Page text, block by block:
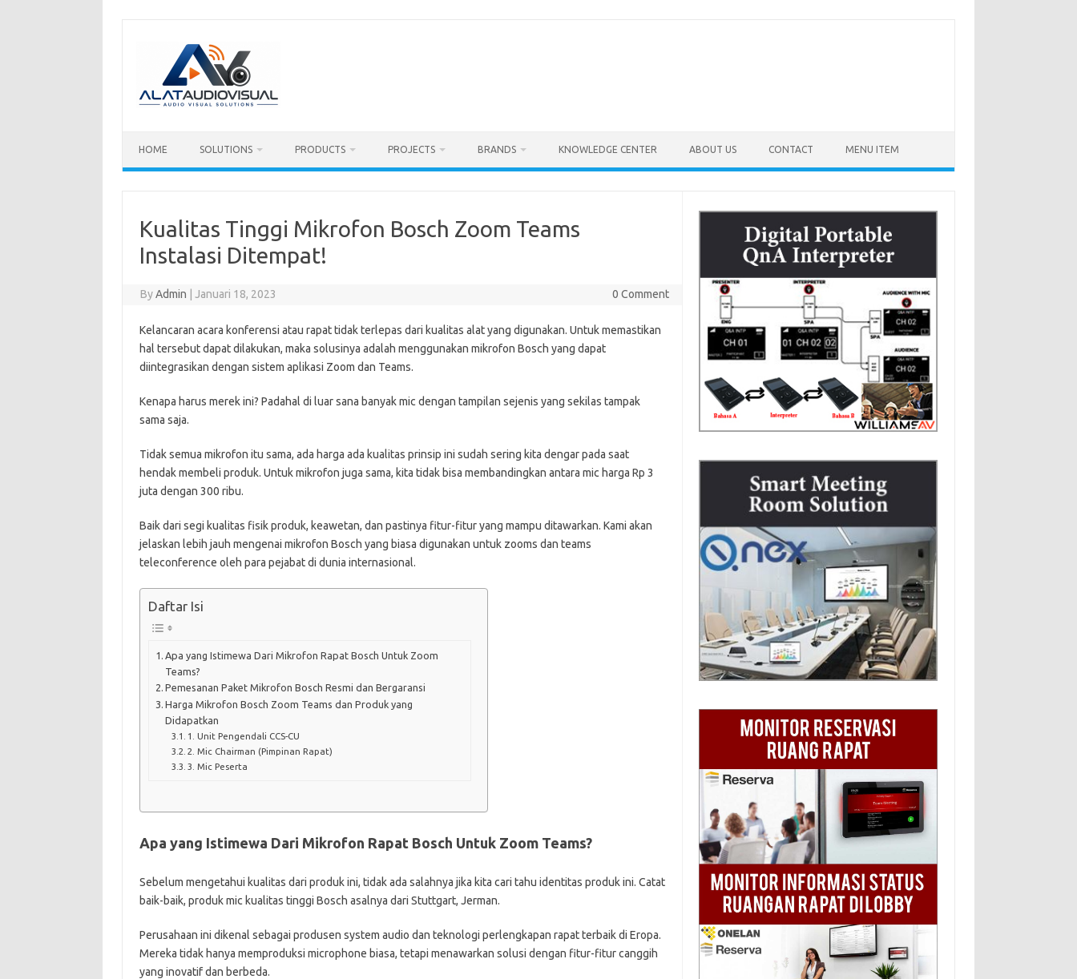
HOME SOLUTIONS PRODUCTS PROJECTS BRANDS KNOWLEDGE CENTER ABOUT US CONTACT MENU ITEM
Kualitas Tinggi Mikrofon Bosch Zoom Teams
Instalasi Ditempat!
ByAdmin Januari 18, 2023 0 Comment
Kelancaran acara konferensi atau rapat tidak terlepas dari kualitas alat yang digunakan. Untuk memastikan
hal tersebut dapat dilakukan, maka solusinya adalah menggunakan mikrofon Bosch yang dapat
diintegrasikan dengan sistem aplikasi Zoom dan Teams.
Kenapa harus merek ini? Padahal di luar sana banyak mic dengan tampilan sejenis yang sekilas tampak
sama saja.
Tidak semua mikrofon itu sama, ada harga ada kualitas prinsip ini sudah sering kita dengar pada saat
hendak membeli produk. Untuk mikrofon juga sama, kita tidak bisa membandingkan antara mic harga Rp 3
juta dengan 300 ribu.
Baik dari segi kualitas fisik produk, keawetan, dan pastinya fitur-fitur yang mampu ditawarkan. Kami akan
jelaskan lebih jauh mengenai mikrofon Bosch yang biasa digunakan untuk zooms dan teams
teleconference oleh para pejabat di dunia internasional.
Daftar Isi
Apa yang Istimewa Dari Mikrofon Rapat Bosch Untuk Zoom
Teams?
Pemesanan Paket Mikrofon Bosch Resmi dan Bergaransi
Harga Mikrofon Bosch Zoom Teams dan Produk yang
Didapatkan
1. Unit Pengendali CCS-CU
2. Mic Chairman (Pimpinan Rapat)
3. Mic Peserta
Apa yang Istimewa Dari Mikrofon Rapat Bosch Untuk Zoom Teams?
Sebelum mengetahui kualitas dari produk ini, tidak ada salahnya jika kita cari tahu identitas produk ini. Catat
baik-baik, produk mic kualitas tinggi Bosch asalnya dari Stuttgart, Jerman.
Perusahaan ini dikenal sebagai produsen system audio dan teknologi perlengkapan rapat terbaik di Eropa.
Mereka tidak hanya memproduksi microphone biasa, tetapi menawarkan solusi dengan fitur-fitur canggih
yang inovatif dan berbeda.